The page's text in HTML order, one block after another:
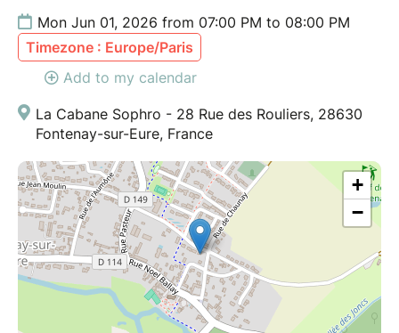
Mon Jun 01, 2026 from 07:00 PM to 08:00 PM
Timezone : Europe/Paris
Add to my calendar
La Cabane Sophro - 28 Rue des Rouliers, 28630
Fontenay-sur-Eure, France
+
−